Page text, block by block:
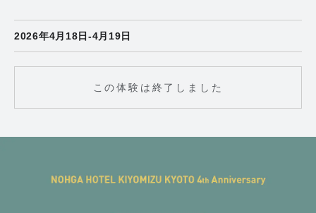
2026年4月18日-4月19日
この体験は終了しました